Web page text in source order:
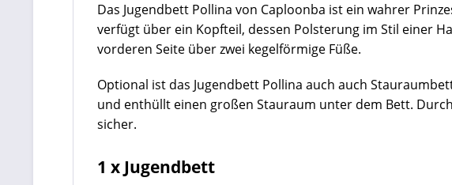
Das Jugendbett Pollina von Caploonba ist ein wahrer
verfügt über ein Kopfteil, dessen Polsterung im Stil einer
vorderen Seite über zwei kegelförmige Füße.
Optional ist das Jugendbett Pollina auch auch
und enthüllt einen großen Stauraum unter dem Bett.
sicher.
1 x Jugendbett